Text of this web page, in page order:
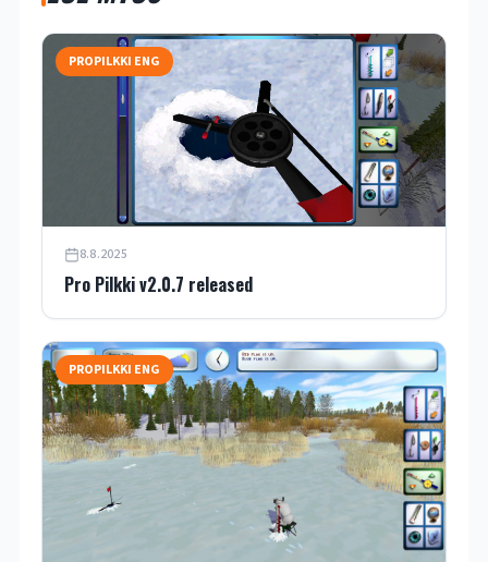
PROPILKKI ENG
8.8.2025
Pro Pilkki v2.0.7 released
PROPILKKI ENG